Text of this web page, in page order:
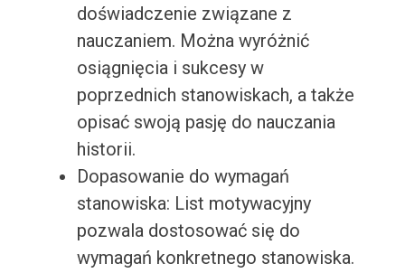
doświadczenie związane z
nauczaniem. Można wyróżnić
osiągnięcia i sukcesy w
poprzednich stanowiskach, a także
opisać swoją pasję do nauczania
historii.
Dopasowanie do wymagań
stanowiska: List motywacyjny
pozwala dostosować się do
wymagań konkretnego stanowiska.